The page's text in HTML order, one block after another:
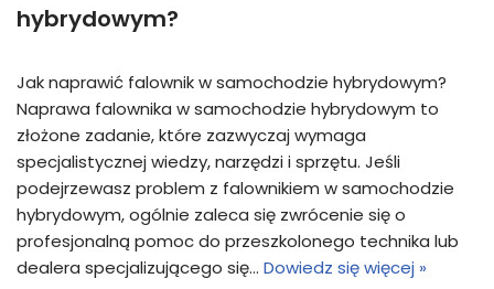
hybrydowym?
Jak naprawić falownik w samochodzie hybrydowym?
Naprawa falownika w samochodzie hybrydowym to
złożone zadanie, które zazwyczaj wymaga
specjalistycznej wiedzy, narzędzi i sprzętu. Jeśli
podejrzewasz problem z falownikiem w samochodzie
hybrydowym, ogólnie zaleca się zwrócenie się o
profesjonalną pomoc do przeszkolonego technika lub
dealera specjalizującego się… Dowiedz się więcej »